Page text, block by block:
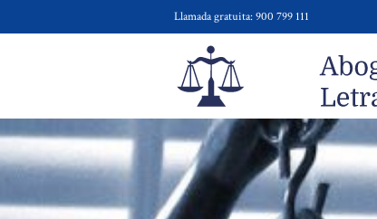
Llamada gratuita: 900 799 111